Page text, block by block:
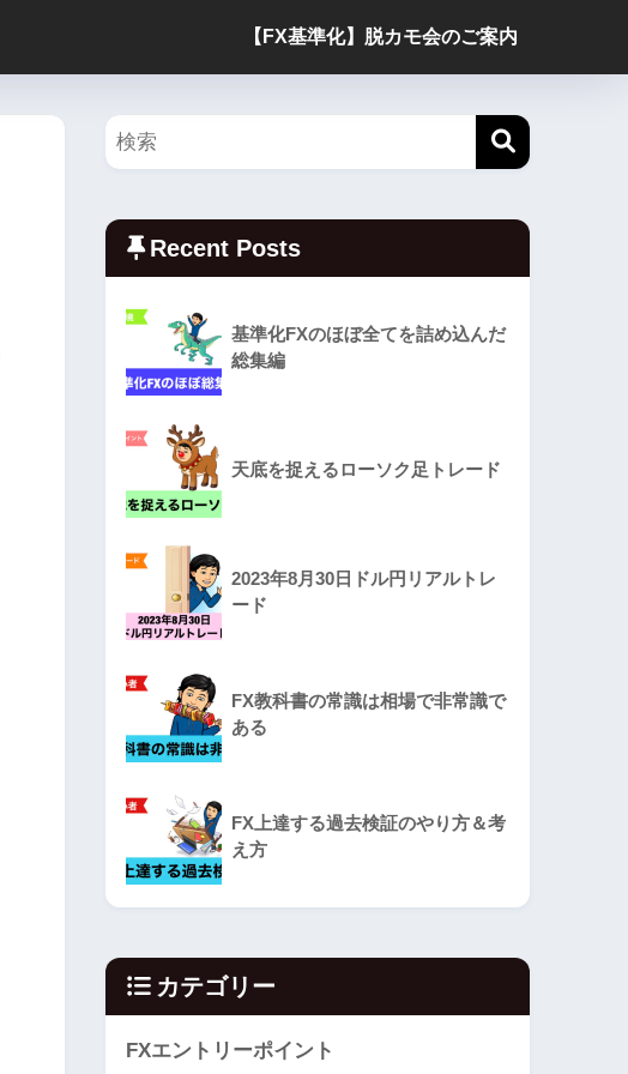
【FX基準化】脱カモ会のご案内
Recent Posts
基準化FXのほぼ全てを詰め込んだ
総集編
天底を捉えるローソク足トレード
2023年8月30日ドル円リアルトレ
ード
FX教科書の常識は相場で非常識で
ある
FX上達する過去検証のやり方＆考
え方
カテゴリー
FXエントリーポイント